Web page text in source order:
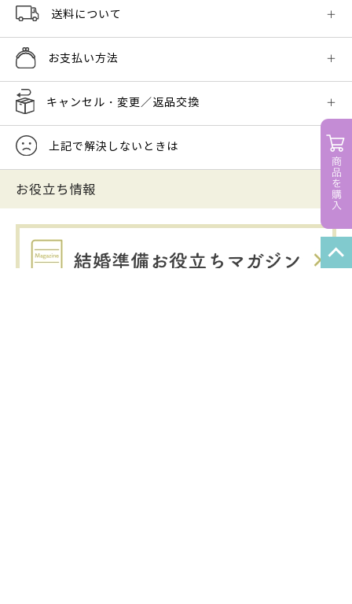
送料について
お支払い方法
キャンセル・変更／返品交換
上記で解決しないときは
お役立ち情報